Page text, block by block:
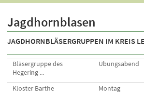
Jagdhornblasen
JAGDHORNBLÄSERGRUPPEN IM KREIS
Bläsergruppe des
Hegering ...
Übungsabend
Kloster Barthe Montag